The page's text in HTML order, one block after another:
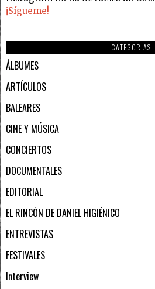
¡Sígueme!
CATEGORIAS
ÁLBUMES
ARTÍCULOS
BALEARES
CINE Y MÚSICA
CONCIERTOS
DOCUMENTALES
EDITORIAL
EL RINCÓN DE DANIEL HIGIÉNICO
ENTREVISTAS
FESTIVALES
Interview